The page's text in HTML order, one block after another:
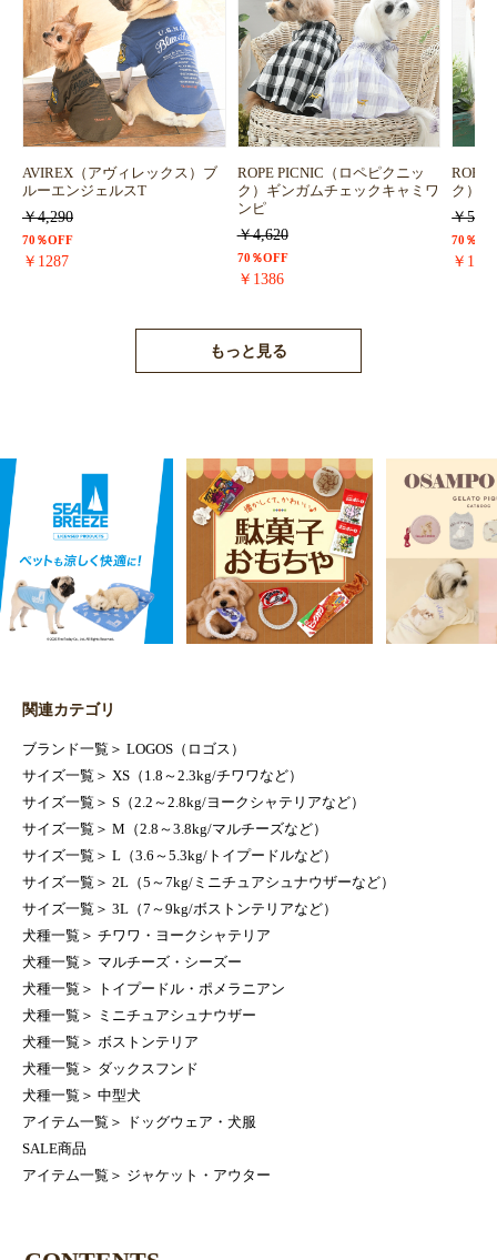
AVIREX（アヴィレックス）ブ
ルーエンジェルスT
￥4,290
70％OFF
￥1287
ROPE PICNIC（ロペピクニッ
ク）ギンガムチェックキャミワ
ンピ
￥4,620
70％OFF
￥1386
ROPE
ク）
￥
70％
￥
もっと見る
関連カテゴリ
ブランド一覧 ＞ LOGOS（ロゴス）
サイズ一覧 ＞ XS（1.8～2.3kg/チワワなど）
サイズ一覧 ＞ S（2.2～2.8kg/ヨークシャテリアなど）
サイズ一覧 ＞ M（2.8～3.8kg/マルチーズなど）
サイズ一覧 ＞ L（3.6～5.3kg/トイプードルなど）
サイズ一覧 ＞ 2L（5～7kg/ミニチュアシュナウザーなど）
サイズ一覧 ＞ 3L（7～9kg/ボストンテリアなど）
犬種一覧 ＞ チワワ・ヨークシャテリア
犬種一覧 ＞ マルチーズ・シーズー
犬種一覧 ＞
トイプードル・ポメラニアン
犬種一覧 ＞
ミニチュアシュナウザー
犬種一覧 ＞ ボストンテリア
犬種一覧 ＞ ダックスフンド
犬種一覧 ＞ 中型犬
アイテム一覧 ＞
ドッグウェア・犬服
SALE商品
アイテム一覧 ＞ ジャケット・アウター